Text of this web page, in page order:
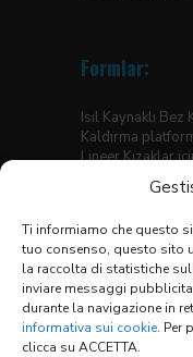
Ti informiamo che questo
tuo consenso, questo sito
la raccolta di statistiche
inviare messaggi
durante la navigazione in
informativa sui cookie. Per
clicca su ACCETTA.
Formlar:
Isıl Kaynaklı Bez
Kaldırma
Lineer Kızaklar
Rulo perde
Teleskopik
Yuvarlak körükler
Sacli bez korukler
Malzemeler
Genel Satis Sartlari